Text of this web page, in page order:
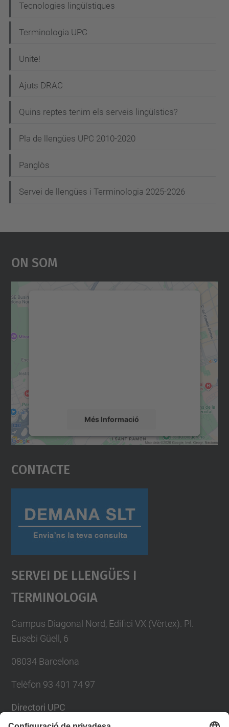
Tecnologies lingüístiques
Terminologia UPC
Unite!
Ajuts DRAC
Quins reptes tenim els serveis lingüístics?
Pla de llengües UPC 2010-2020
Panglòs
Servei de llengües i Terminologia 2025-2026
On Som
Més Informació
Accepta
powered by
Contacte
Servei De Llengües I
Terminologia
Campus Diagonal Nord, Edifici VX (Vèrtex). Pl.
Eusebi Güell, 6
08034 Barcelona
Telèfon 93 401 74 97
Directori UPC